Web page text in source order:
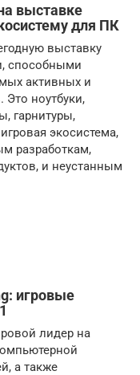
выставке
для ПК
выставку
способными
активных и
ноутбуки,
гарнитуры,
экосистема,
разработкам,
и неустанным
игровые
лидер на
а также